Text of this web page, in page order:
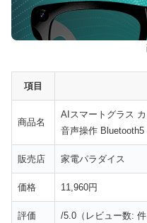
項目
商品名
AIスマートグラス
音声操作
販売店 家電パラダイス
価格 11,960円
評価 /5.0（レビュー数: 件